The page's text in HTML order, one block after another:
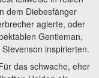
dem Diebesfänger
agierte, oder
Gentleman,
inspirierten.
das schwache, eher